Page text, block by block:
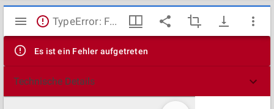
Mirador
Viewer
TypeError: Failed to fetch
Es ist ein Fehler aufgetreten
Technische Details